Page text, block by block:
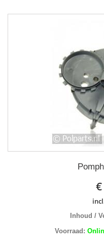
Inhoud /
Voorraad: